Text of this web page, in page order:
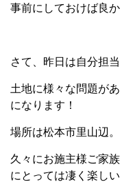
事前にしておけば良
さて、昨日は自分担
土地に様々な問題が
になります！
場所は松本市里山辺。
久々にお施主様ご家
にとっては凄く楽し